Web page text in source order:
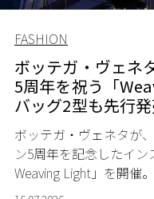
FASHION
ボッテガ・ヴェネ
5周年を祝う「
バッグ2型も先行
ボッテガ・ヴェネタが
ン5周年を記念したイ
Weaving Light」を開催
ー カンパーナ」も先行